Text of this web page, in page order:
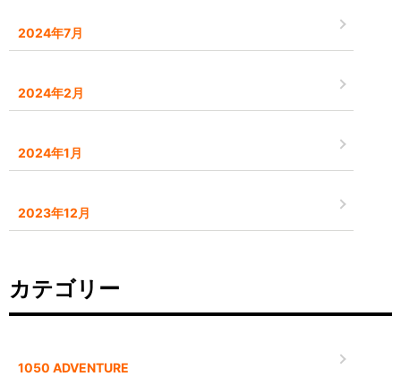
2024年7月
2024年2月
2024年1月
2023年12月
カテゴリー
1050 ADVENTURE